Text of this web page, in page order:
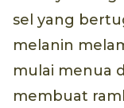
sel yang
melanin
mulai menua
membuat